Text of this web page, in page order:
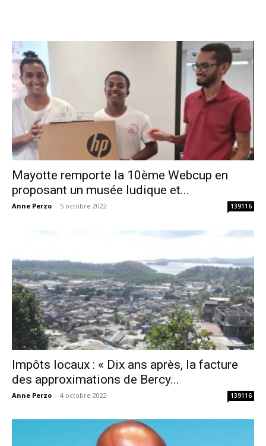
Mayotte remporte la 10ème Webcup en
proposant un musée ludique et...
Anne Perzo - 5 octobre 2022 139116
Impôts locaux : « Dix ans après, la facture
des approximations de Bercy...
Anne Perzo - 4 octobre 2022 139116